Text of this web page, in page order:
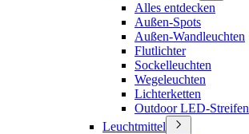
Alles entdecken
Außen-Spots
Außen-Wandleuchten
Flutlichter
Sockelleuchten
Wegeleuchten
Lichterketten
Outdoor LED-Streifen
Leuchtmittel